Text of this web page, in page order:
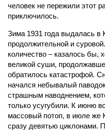
человек не пережили этот
приключилось.
Зима 1931 года выдалась в
продолжительной и
количество – казалось бы,
великой суши,
обратилось катастрофой.
начался небывалый
страшным наводнением,
только усугубили. К июню
массовый потоп, в июле же
сразу девятью циклонами.